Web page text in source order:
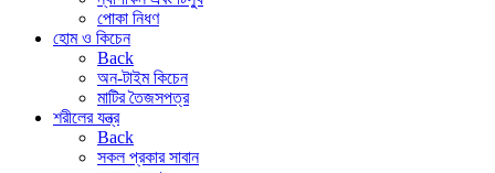
পোকা নিধণ
হোম ও কিচেন
Back
অন-টাইম কিচেন
মাটির তৈজসপত্র
শরীলের যন্ত্র
Back
সকল প্রকার সাবান